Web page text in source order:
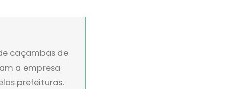
caçambas de
a empresa
prefeituras.